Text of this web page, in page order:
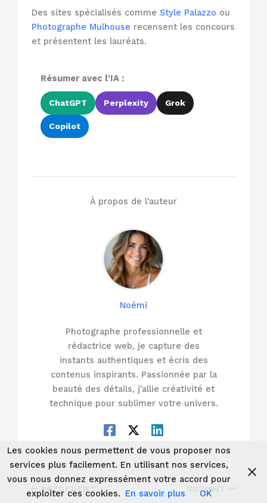
Des sites spécialisés comme Style Palazzo ou
Photographe Mulhouse recensent les concours
et présentent les lauréats.
Résumer avec l'IA :
ChatGPT Perplexity Grok
Copilot
À propos de l'auteur
Noémi
Photographe professionnelle et
rédactrice web, je capture des
instants authentiques et écris des
contenus inspirants. Passionnée par la
beauté des détails, j'allie créativité et
technique pour sublimer votre univers.
PRÉCÉDENT SUIVANT
Les cookies nous permettent de vous proposer nos
services plus facilement. En utilisant nos services,
vous nous donnez expressément votre accord pour
exploiter ces cookies. En savoir plus OK